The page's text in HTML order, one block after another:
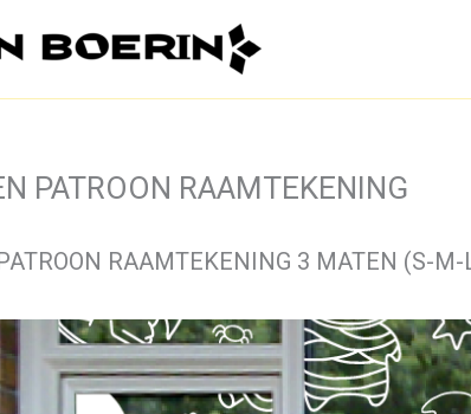
PATROON RAAMTEKENING
RAAMTEKENING 3 MATEN (S-